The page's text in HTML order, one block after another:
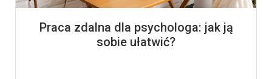
Praca zdalna dla psychologa: jak ją
sobie ułatwić?